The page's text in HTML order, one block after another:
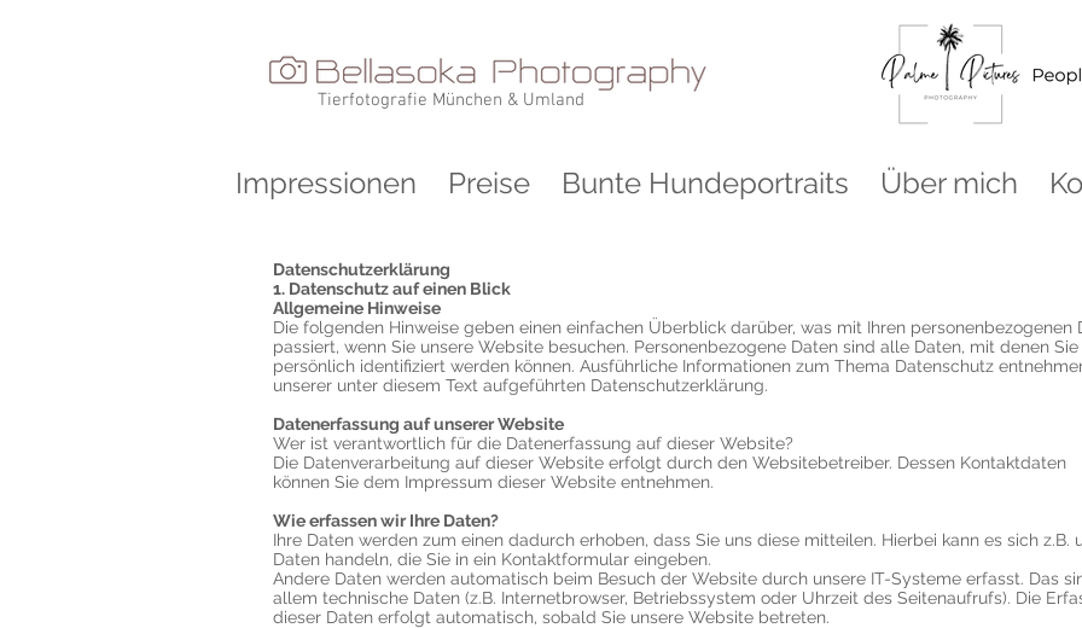
Tierfotografie München & Umland
Impressionen Preise Bunte Hundeportraits Über mich
Datenschutzerklärung
1. Datenschutz auf einen Blick
Allgemeine Hinweise
Die folgenden Hinweise geben einen einfachen Überblick darüber, was mit Ihren personenbezogenen
passiert, wenn Sie unsere Website besuchen. Personenbezogene Daten sind alle Daten, mit denen Sie
persönlich identifiziert werden können. Ausführliche Informationen zum Thema Datenschutz
unserer unter diesem Text aufgeführten Datenschutzerklärung.
Datenerfassung auf unserer Website
Wer ist verantwortlich für die Datenerfassung auf dieser Website?
Die Datenverarbeitung auf dieser Website erfolgt durch den Websitebetreiber. Dessen Kontaktdaten
können Sie dem Impressum dieser Website entnehmen.
Wie erfassen wir Ihre Daten?
Ihre Daten werden zum einen dadurch erhoben, dass Sie uns diese mitteilen. Hierbei kann es sich z.B.
Daten handeln, die Sie in ein Kontaktformular eingeben.
Andere Daten werden automatisch beim Besuch der Website durch unsere IT-Systeme erfasst. Das
allem technische Daten (z.B. Internetbrowser, Betriebssystem oder Uhrzeit des Seitenaufrufs). Die
dieser Daten erfolgt automatisch, sobald Sie unsere Website betreten.